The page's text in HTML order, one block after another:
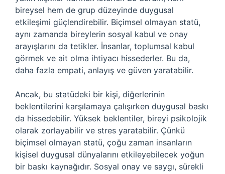
bireysel hem de grup düzeyinde duygusal
etkileşimi güçlendirebilir. Biçimsel olmayan statü,
aynı zamanda bireylerin sosyal kabul ve onay
arayışlarını da tetikler. İnsanlar, toplumsal kabul
görmek ve ait olma ihtiyacı hissederler. Bu da,
daha fazla empati, anlayış ve güven yaratabilir.
Ancak, bu statüdeki bir kişi, diğerlerinin
beklentilerini karşılamaya çalışırken duygusal baskı
da hissedebilir. Yüksek beklentiler, bireyi psikolojik
olarak zorlayabilir ve stres yaratabilir. Çünkü
biçimsel olmayan statü, çoğu zaman insanların
kişisel duygusal dünyalarını etkileyebilecek yoğun
bir baskı kaynağıdır. Sosyal onay ve saygı, sürekli